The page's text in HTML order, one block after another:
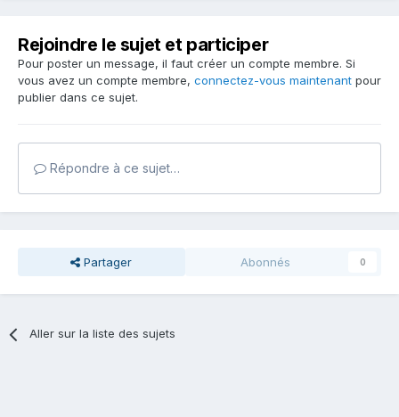
Rejoindre le sujet et participer
Pour poster un message, il faut créer un compte membre. Si
vous avez un compte membre, connectez-vous maintenant pour
publier dans ce sujet.
Répondre à ce sujet…
Partager Abonnés 0
Aller sur la liste des sujets